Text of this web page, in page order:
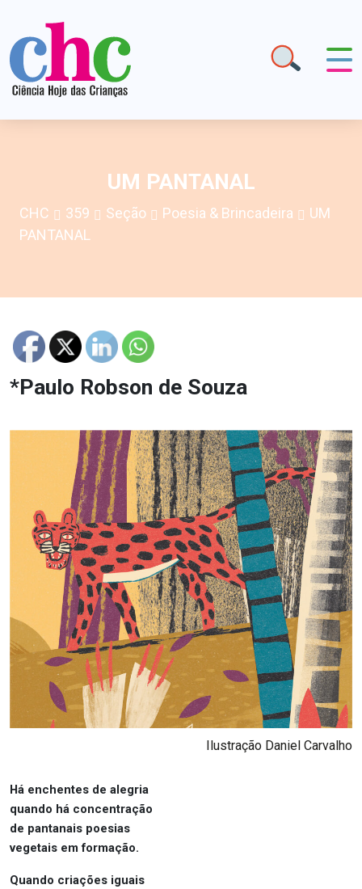
UM PANTANAL
CHC 359 Seção Poesia & Brincadeira
UM
PANTANAL
*Paulo Robson de Souza
Ilustração Daniel Carvalho
Há enchentes de alegria
quando há concentração
de pantanais poesias
vegetais em formação.
Quando criações iguais